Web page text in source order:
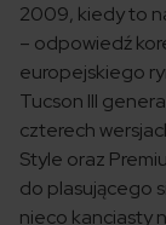
2009, kiedy to
– odpowiedź
europejskiego
Tucson III
czterech
Style oraz
do plasującego
nieco kanciasty